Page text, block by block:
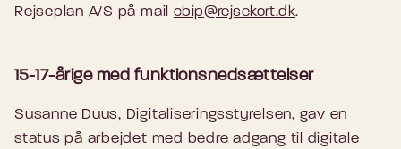
Rejseplan A/S på mail cbip@rejsekort.dk.
15-17-årige med funktionsnedsættelser
Susanne Duus, Digitaliseringsstyrelsen, gav en
status på arbejdet med bedre adgang til digitale